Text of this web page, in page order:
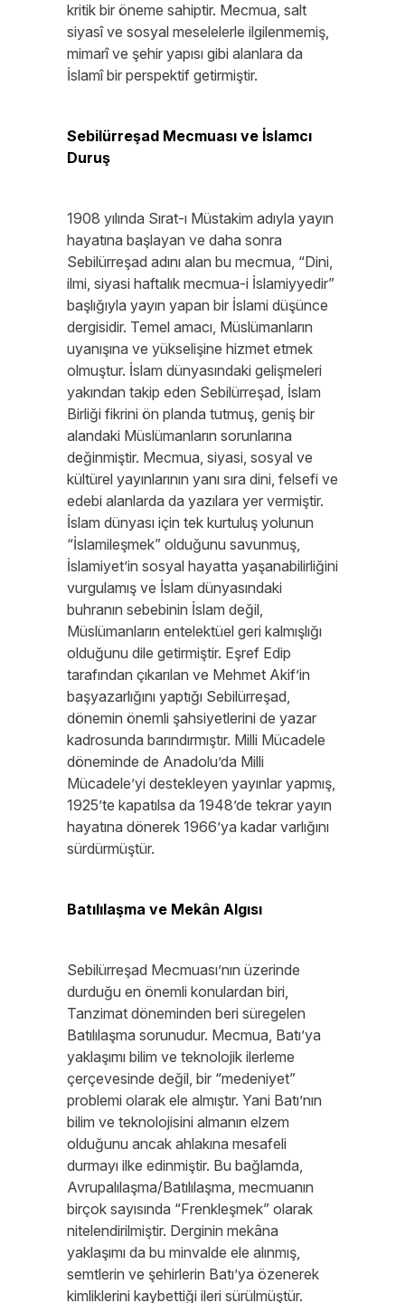
kritik bir öneme sahiptir. Mecmua, salt
siyasî ve sosyal meselelerle ilgilenmemiş,
mimarî ve şehir yapısı gibi alanlara da
İslamî bir perspektif getirmiştir.
Sebilürreşad Mecmuası ve İslamcı
Duruş
1908 yılında Sırat-ı Müstakim adıyla yayın
hayatına başlayan ve daha sonra
Sebilürreşad adını alan bu mecmua, “Dini,
ilmi, siyasi haftalık mecmua-i İslamiyyedir”
başlığıyla yayın yapan bir İslami düşünce
dergisidir. Temel amacı, Müslümanların
uyanışına ve yükselişine hizmet etmek
olmuştur. İslam dünyasındaki gelişmeleri
yakından takip eden Sebilürreşad, İslam
Birliği fikrini ön planda tutmuş, geniş bir
alandaki Müslümanların sorunlarına
değinmiştir. Mecmua, siyasi, sosyal ve
kültürel yayınlarının yanı sıra dini, felsefi ve
edebi alanlarda da yazılara yer vermiştir.
İslam dünyası için tek kurtuluş yolunun
“İslamileşmek” olduğunu savunmuş,
İslamiyet’in sosyal hayatta yaşanabilirliğini
vurgulamış ve İslam dünyasındaki
buhranın sebebinin İslam değil,
Müslümanların entelektüel geri kalmışlığı
olduğunu dile getirmiştir. Eşref Edip
tarafından çıkarılan ve Mehmet Akif’in
başyazarlığını yaptığı Sebilürreşad,
dönemin önemli şahsiyetlerini de yazar
kadrosunda barındırmıştır. Milli Mücadele
döneminde de Anadolu’da Milli
Mücadele’yi destekleyen yayınlar yapmış,
1925’te kapatılsa da 1948’de tekrar yayın
hayatına dönerek 1966’ya kadar varlığını
sürdürmüştür.
Batılılaşma ve Mekân Algısı
Sebilürreşad Mecmuası’nın üzerinde
durduğu en önemli konulardan biri,
Tanzimat döneminden beri süregelen
Batılılaşma sorunudur. Mecmua, Batı’ya
yaklaşımı bilim ve teknolojik ilerleme
çerçevesinde değil, bir “medeniyet”
problemi olarak ele almıştır. Yani Batı’nın
bilim ve teknolojisini almanın elzem
olduğunu ancak ahlakına mesafeli
durmayı ilke edinmiştir. Bu bağlamda,
Avrupalılaşma/Batılılaşma, mecmuanın
birçok sayısında “Frenkleşmek” olarak
nitelendirilmiştir. Derginin mekâna
yaklaşımı da bu minvalde ele alınmış,
semtlerin ve şehirlerin Batı’ya özenerek
kimliklerini kaybettiği ileri sürülmüştür.